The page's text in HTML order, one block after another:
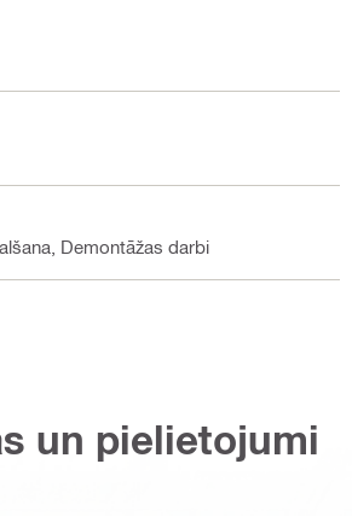
Demontāžas darbi
un pielietojumi